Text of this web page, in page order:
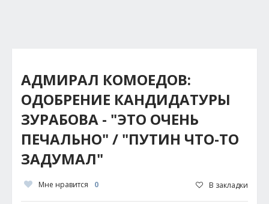
АДМИРАЛ КОМОЕДОВ:
ОДОБРЕНИЕ КАНДИДАТУРЫ
ЗУРАБОВА - "ЭТО ОЧЕНЬ
ПЕЧАЛЬНО" / "ПУТИН ЧТО-ТО
ЗАДУМАЛ"
Мне нравится 0 В закладки